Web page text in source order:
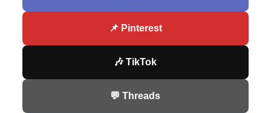
📌 Pinterest
🎶 TikTok
💬 Threads